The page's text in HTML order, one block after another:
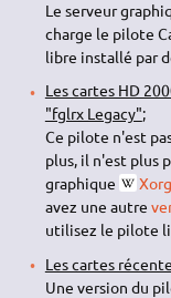
Le serveur
charge le pilote
libre installé par
Les cartes HD
"fglrx Legacy";
Ce pilote n'est
plus, il n'est plus
graphique
Xorg
avez une autre
utilisez le pilote
Les cartes
Une version du